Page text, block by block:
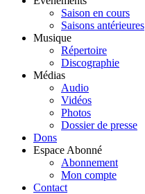
Saison en cours
Saisons antérieures
Musique
Répertoire
Discographie
Médias
Audio
Vidéos
Photos
Dossier de presse
Dons
Espace Abonné
Abonnement
Mon compte
Contact